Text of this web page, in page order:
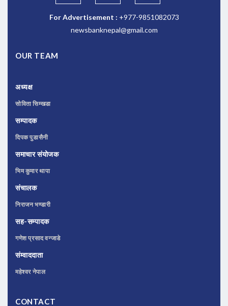
For Advertisement : +977-9851082073
newsbanknepal@gmail.com
OUR TEAM
अध्यक्ष
सोविता सिम्खडा
सम्पादक
दिपक पुडासैनी
समाचार संयोजक
भिम कुमार थापा
संचालक
निराजन भण्डारी
सह-सम्पादक
गणेश प्रसाद वन्जाडे
संम्वाददाता
महेश्वर नेपाल
CONTACT